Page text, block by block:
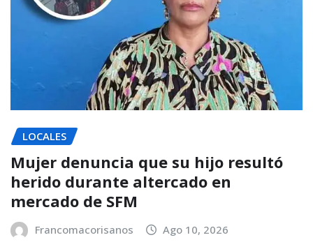
LOCALES
Mujer denuncia que su hijo resultó
herido durante altercado en
mercado de SFM
Francomacorisanos Ago 10, 2026